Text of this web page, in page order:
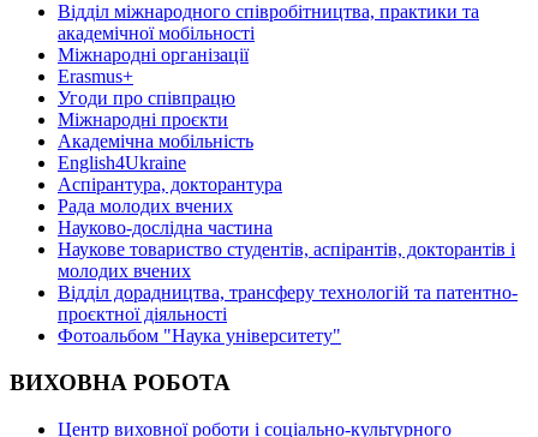
Відділ міжнародного співробітництва, практики та
академічної мобільності
Міжнародні організації
Erasmus+
Угоди про співпрацю
Міжнародні проєкти
Академічна мобільність
English4Ukraine
Аспірантура, докторантура
Рада молодих вчених
Науково-дослідна частина
Наукове товариство студентів, аспірантів, докторантів і
молодих вчених
Відділ дорадництва, трансферу технологій та патентно-
проєктної діяльності
Фотоальбом "Наука університету"
ВИХОВНА РОБОТА
Центр виховної роботи і соціально-культурного